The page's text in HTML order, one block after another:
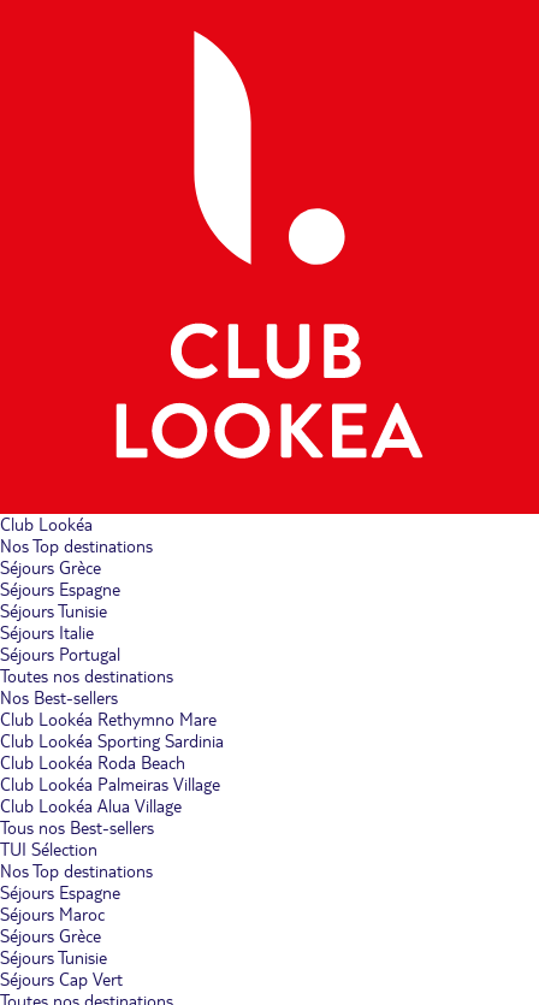
Club Lookéa
Nos Top destinations
Séjours Grèce
Séjours Espagne
Séjours Tunisie
Séjours Italie
Séjours Portugal
Toutes nos destinations
Nos Best-sellers
Club Lookéa Rethymno Mare
Club Lookéa Sporting Sardinia
Club Lookéa Roda Beach
Club Lookéa Palmeiras Village
Club Lookéa Alua Village
Tous nos Best-sellers
TUI Sélection
Nos Top destinations
Séjours Espagne
Séjours Maroc
Séjours Grèce
Séjours Tunisie
Séjours Cap Vert